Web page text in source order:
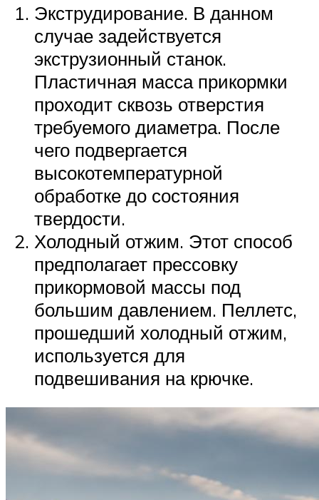
Экструдирование. В данном
случае задействуется
экструзионный станок.
Пластичная масса прикормки
проходит сквозь отверстия
требуемого диаметра. После
чего подвергается
высокотемпературной
обработке до состояния
твердости.
Холодный отжим. Этот способ
предполагает прессовку
прикормовой массы под
большим давлением. Пеллетс,
прошедший холодный отжим,
используется для
подвешивания на крючке.